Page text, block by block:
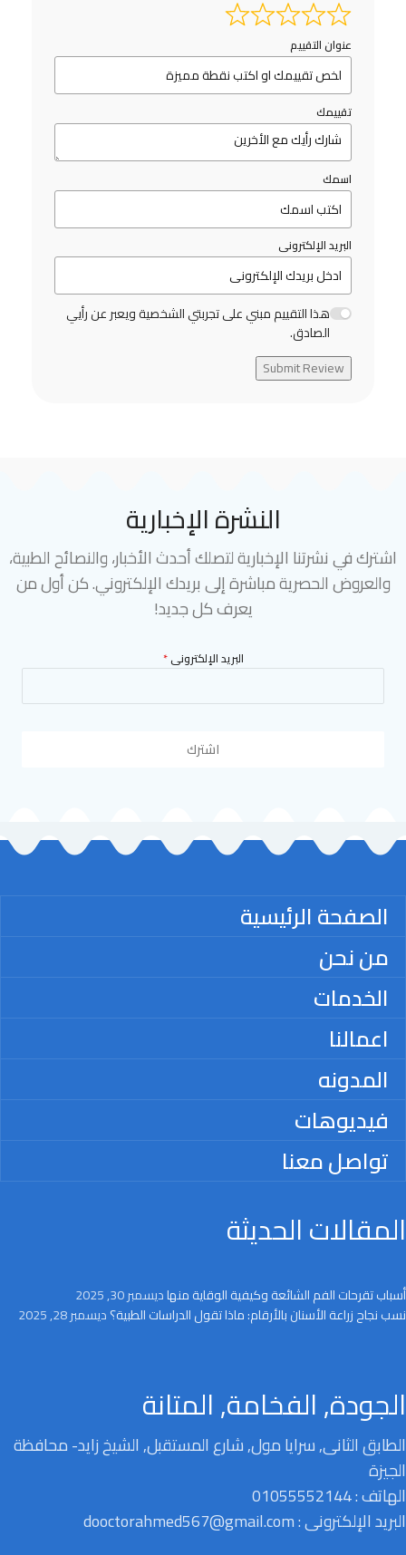
عنوان التقييم
تقييمك
اسمك
البريد الإلكترونى
هذا التقييم مبني على تجربتي الشخصية ويعبر عن رأيي
الصادق.
Submit Review
النشرة الإخبارية
اشترك في نشرتنا الإخبارية لتصلك أحدث الأخبار، والنصائح الطبية،
والعروض الحصرية مباشرة إلى بريدك الإلكتروني. كن أول من
يعرف كل جديد!
البريد الإلكترونى*
اشترك
الصفحة الرئيسية
من نحن
الخدمات
اعمالنا
المدونه
فيديوهات
تواصل معنا
المقالات الحديثة
أسباب تقرحات الفم الشائعة وكيفية الوقاية منهاديسمبر 30, 2025
نسب نجاح زراعة الأسنان بالأرقام: ماذا تقول الدراسات الطبية؟ديسمبر 28, 2025
الجودة, الفخامة, المتانة
الطابق الثانى, سرايا مول, شارع المستقبل, الشيخ زايد- محافظة
الجيزة
الهاتف : 01055552144
البريد الإلكترونى : dooctorahmed567@gmail.com